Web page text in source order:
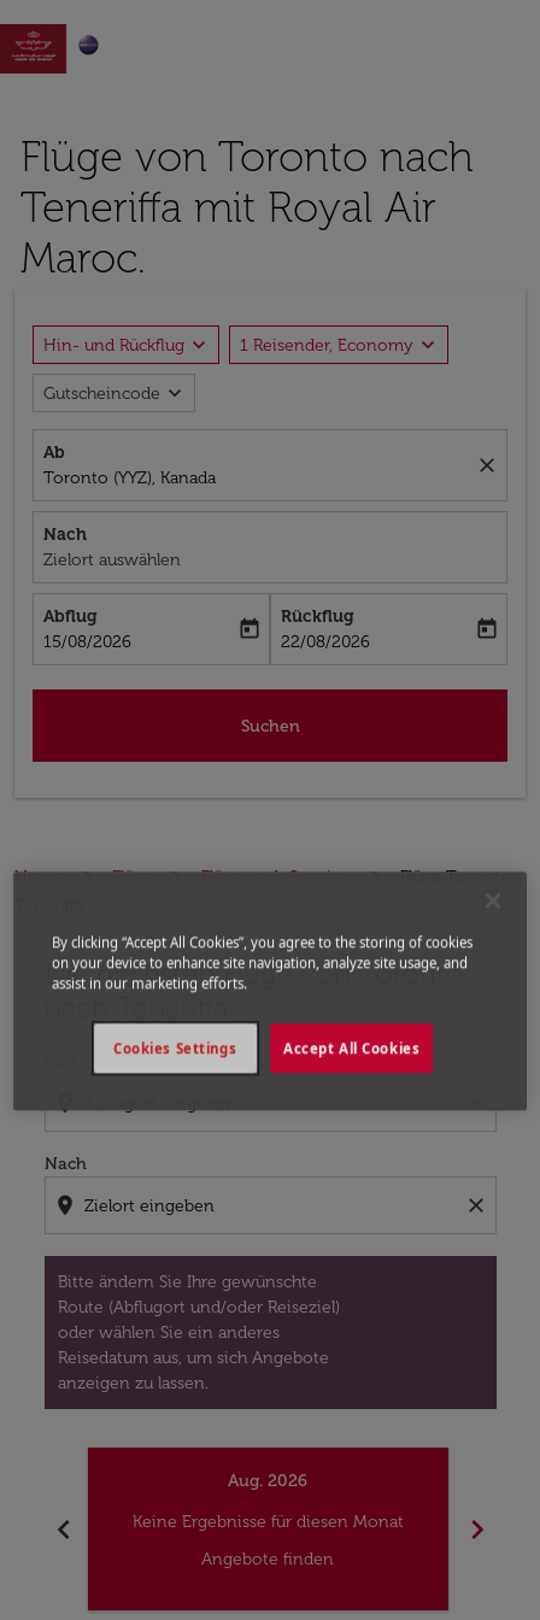

Flüge von Toronto nach
Teneriffa mit Royal Air
Maroc.
Hin- und Rückflug expand_more 1 Reisender, Economy expand_more
Gutscheincode expand_more
Ab
Toronto (YYZ), Kanada
close
Nach
Zielort auswählen
Abflug
fc-booking-departure-date-aria-label
15/08/2026
today
Rückflug
fc-booking-return-date-aria-label
22/08/2026
today
Suchen
Home Flüge Flüge nach Spanien
Flüge Toronto -
Die nächsten Flüge von Toronto
Nach
location_on close
Bitte ändern Sie Ihre gewünschte
Route (Abflugort und/oder Reiseziel)
oder wählen Sie ein anderes
Reisedatum aus, um sich Angebote
anzeigen zu lassen.
Bitte ändern Sie Ihre gewünschte Route (Abflugort
chevron_left
Aug. 2026
Keine Ergebnisse für diesen Monat
Angebote finden
chevron_right
By clicking “Accept All Cookies”, you agree to the storing of cookies
on your device to enhance site navigation, analyze site usage, and
assist in our marketing efforts.
Accept All Cookies
Cookies Settings